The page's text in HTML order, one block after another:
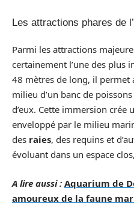
Les attractions phares de
Parmi les attractions
certainement l’une des plus
48 mètres de long, il permet
milieu d’un banc de
d’eux. Cette immersion crée
enveloppé par le milieu
des raies, des requins et
évoluant dans un espace
A lire aussi : Aquarium de
amoureux de la faune